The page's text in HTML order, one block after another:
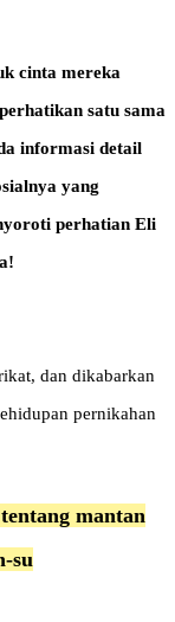
cinta mereka
satu sama
informasi detail
yang
perhatian Eli
dan dikabarkan
pernikahan
mantan
su